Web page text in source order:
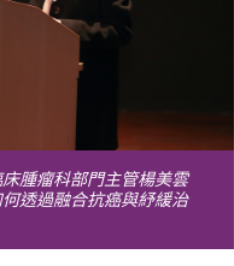
腫瘤科部門主管楊美雲
透過融合抗癌與紓緩治